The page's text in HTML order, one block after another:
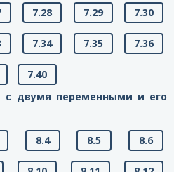
7.28 7.29 7.30
7.34 7.35 7.36
7.40
с двумя переменными и его
8.4 8.5 8.6